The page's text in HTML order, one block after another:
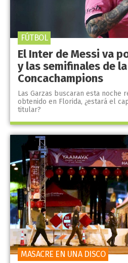
El Inter de Messi va
y las semifinales de la
Concachampions
Las Garzas buscaran esta
obtenido en Florida, ¿estará el
titular?
FÚTBOL
MASACRE EN UNA DISCO